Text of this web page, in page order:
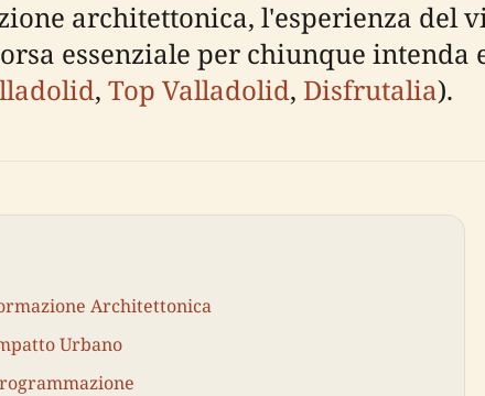
architettonica, l'esperienza
essenziale per chiunque
, Top Valladolid, Disfrutalia).
Architettonica
Urbano